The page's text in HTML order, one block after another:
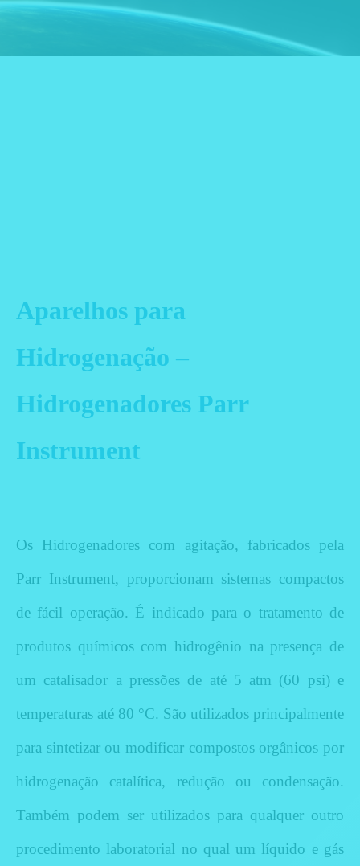
Aparelhos para
Hidrogenação –
Hidrogenadores Parr
Instrument
Os Hidrogenadores com agitação, fabricados pela
Parr Instrument, proporcionam sistemas compactos
de fácil operação. É indicado para o tratamento de
produtos químicos com hidrogênio na presença de
um catalisador a pressões de até 5 atm (60 psi) e
temperaturas até 80 °C. São utilizados principalmente
para sintetizar ou modificar compostos orgânicos por
hidrogenação catalítica, redução ou condensação.
Também podem ser utilizados para qualquer outro
procedimento laboratorial no qual um líquido e gás